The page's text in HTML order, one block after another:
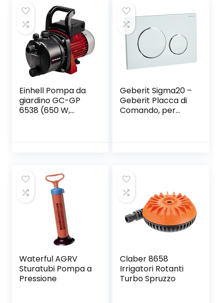
Einhell Pompa da
giardino GC-GP
6538 (650 W,
maniglia di
trasporto)
Geberit Sigma20 –
Geberit Placca di
Comando, per
Waterful AGRV
Sturatubi Pompa a
Pressione
Claber 8658
Irrigatori Rotanti
Turbo Spruzzo